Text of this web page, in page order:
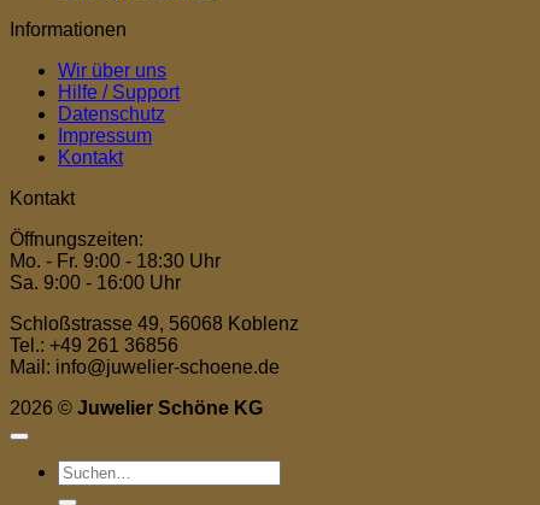
Informationen
Wir über uns
Hilfe / Support
Datenschutz
Impressum
Kontakt
Kontakt
Öffnungszeiten:
Mo. - Fr. 9:00 - 18:30 Uhr
Sa. 9:00 - 16:00 Uhr
Schloßstrasse 49, 56068 Koblenz
Tel.: +49 261 36856
Mail: info@juwelier-schoene.de
2026 © Juwelier Schöne KG
Suchen
nach: